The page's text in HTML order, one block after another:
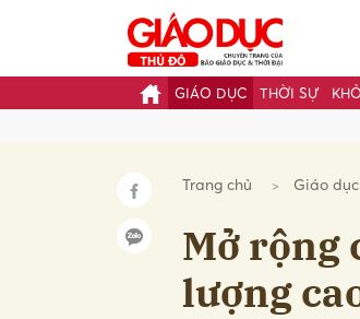
GIÁO DỤC THỜI SỰ
Trang chủ Giáo dục
Mở rộng
lượng